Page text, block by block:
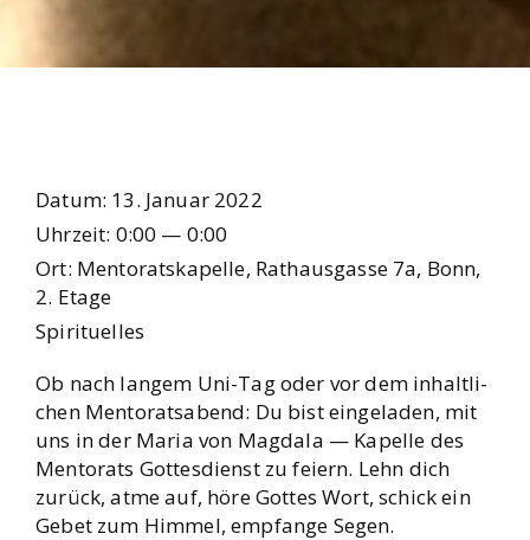
Datum: 13. Janu­ar 2022
Uhr­zeit: 0:00 — 0:00
Ort: Men­to­rats­ka­pel­le, Rat­haus­gas­se 7a, Bonn,
2. Eta­ge
Spi­ri­tu­el­les
Ob nach lan­gem Uni-Tag oder vor dem inhalt­li­
chen Men­to­rats­abend: Du bist ein­ge­la­den, mit
uns in der Maria von Mag­da­la — Kapel­le des
Men­to­rats Got­tes­dienst zu fei­ern. Lehn dich
zurück, atme auf, höre Got­tes Wort, schick ein
Gebet zum Him­mel, emp­fan­ge Segen.